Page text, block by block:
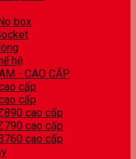
box
hệ
- CAO CẤP
cấp
cấp
cao cấp
cao cấp
cao cấp